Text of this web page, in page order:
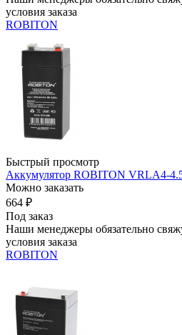
условия заказа
ROBITON
Быстрый просмотр
Аккумулятор ROBITON VRLA4-
Можно заказать
664 ₽
Под заказ
Наши менеджеры обязательно
условия заказа
ROBITON